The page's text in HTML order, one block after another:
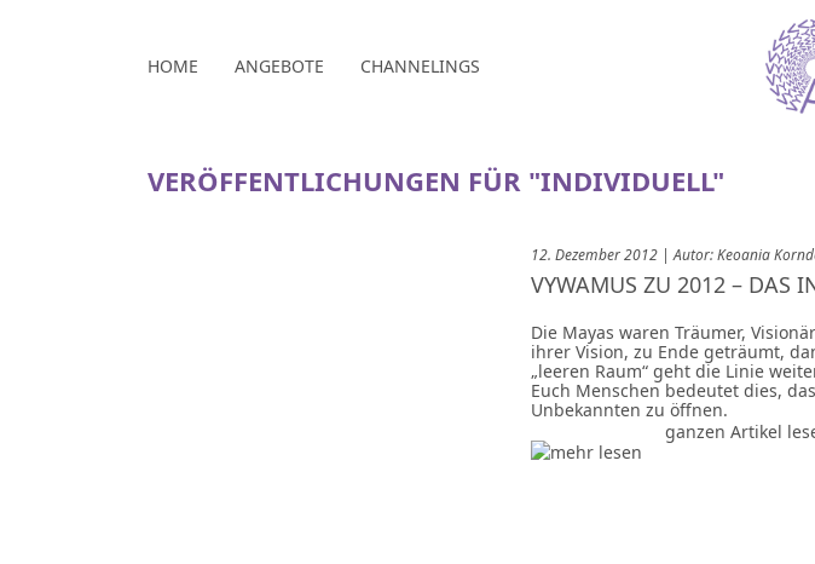
HOME ANGEBOTE CHANNELINGS
VERÖFFENTLICHUNGEN FÜR "INDIVIDUELL"
12. Dezember 2012 | Autor: Keoania
VYWAMUS ZU 2012 – DAS
Die Mayas waren Träumer,
ihrer Vision, zu Ende geträumt,
„leeren Raum“ geht die Linie
Euch Menschen bedeutet dies,
Unbekannten zu öffnen.
ganzen Artikel